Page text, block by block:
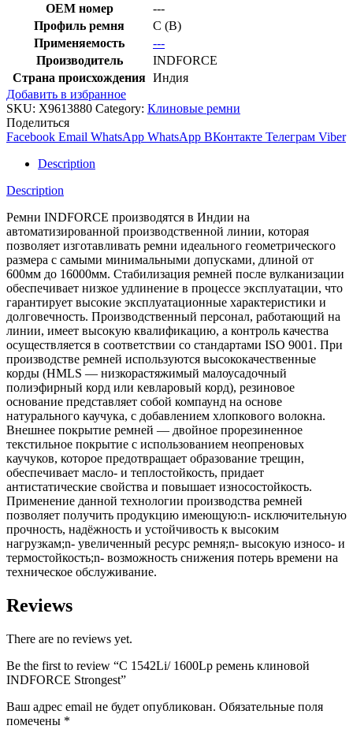
OEM номер
---
Профиль ремня
C (В)
Применяемость
---
Производитель
INDFORCE
Страна происхождения Индия
Добавить в избранное
SKU: X9613880 Category: Клиновые ремни
Поделиться
Facebook Email WhatsApp WhatsApp ВКонтакте Телеграм Viber
Description
Description
Ремни INDFORCE производятся в Индии на
автоматизированной производственной линии, которая
позволяет изготавливать ремни идеального геометрического
размера с самыми минимальными допусками, длиной от
600мм до 16000мм. Стабилизация ремней после вулканизации
обеспечивает низкое удлинение в процессе эксплуатации, что
гарантирует высокие эксплуатационные характеристики и
долговечность. Производственный персонал, работающий на
линии, имеет высокую квалификацию, а контроль качества
осуществляется в соответствии со стандартами ISO 9001. При
производстве ремней используются высококачественные
корды (HMLS — низкорастяжимый малоусадочный
полиэфирный корд или кевларовый корд), резиновое
основание представляет собой компаунд на основе
натурального каучука, с добавлением хлопкового волокна.
Внешнее покрытие ремней — двойное прорезиненное
текстильное покрытие с использованием неопреновых
каучуков, которое предотвращает образование трещин,
обеспечивает масло- и теплостойкость, придает
антистатические свойства и повышает износостойкость.
Применение данной технологии производства ремней
позволяет получить продукцию имеющую:n- исключительную
прочность, надёжность и устойчивость к высоким
нагрузкам;n- увеличенный ресурс ремня;n- высокую износо- и
термостойкость;n- возможность снижения потерь времени на
техническое обслуживание.
Reviews
There are no reviews yet.
Be the first to review “C 1542Li/ 1600Lp ремень клиновой
INDFORCE Strongest”
Ваш адрес email не будет опубликован. Обязательные поля
помечены *